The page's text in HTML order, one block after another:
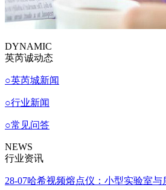
DYNAMIC
英芮诚动态
○英芮城新闻
○行业新闻
○常见问答
NEWS
行业资讯
28-07哈希视频熔点仪：小型实验室